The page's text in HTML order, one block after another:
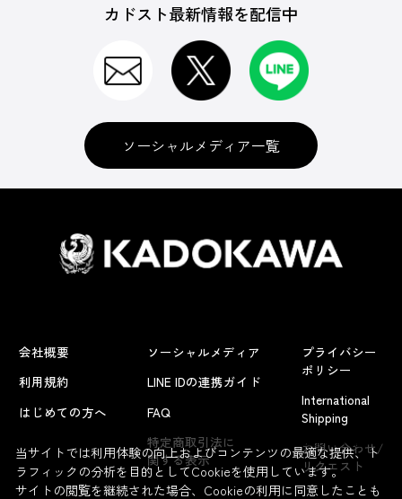
よくあるお問い合わせ
カドスト最新情報を配信中
ソーシャルメディア一覧
会社概要
利用規約
はじめての方へ
ソーシャルメディア
LINE IDの連携ガイド
FAQ
特定商取引法に
関する表示
プライバシー
ポリシー
International
Shipping
お問い合わせ/
リクエスト
当サイトでは利用体験の向上およびコンテンツの最適な提供、ト
ラフィックの分析を目的としてCookieを使用しています。
サイトの閲覧を継続された場合、Cookieの利用に同意したことも